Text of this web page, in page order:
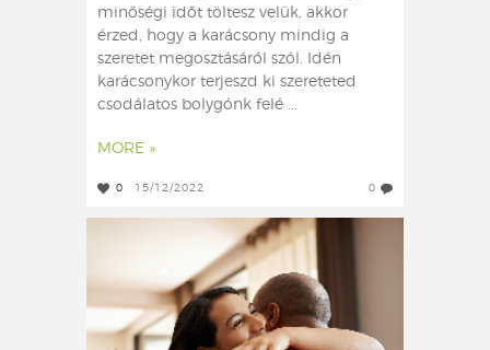
minőségi időt töltesz velük, akkor
érzed, hogy a karácsony mindig a
szeretet megosztásáról szól. Idén
karácsonykor terjeszd ki szereteted
csodálatos bolygónk felé ...
MORE »
0 15/12/2022 0